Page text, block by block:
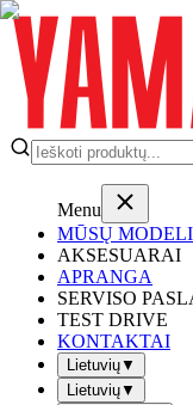
Menu
MŪSŲ
AKSESUARAI
APRANGA
SERVISO
TEST DRIVE
KONTAKTAI
Lietuvių▼
Lietuvių▼